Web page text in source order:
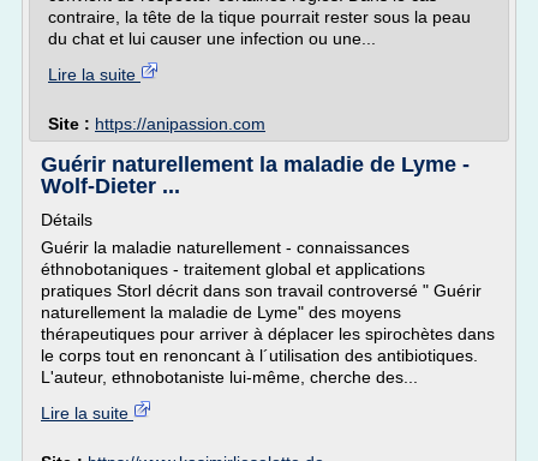
contraire, la tête de la tique pourrait rester sous la peau
du chat et lui causer une infection ou une...
Lire la suite
Site : https://anipassion.com
Guérir naturellement la maladie de Lyme -
Wolf-Dieter ...
Détails
Guérir la maladie naturellement - connaissances
éthnobotaniques - traitement global et applications
pratiques Storl décrit dans son travail controversé " Guérir
naturellement la maladie de Lyme" des moyens
thérapeutiques pour arriver à déplacer les spirochètes dans
le corps tout en renoncant à l´utilisation des antibiotiques.
L'auteur, ethnobotaniste lui-même, cherche des...
Lire la suite